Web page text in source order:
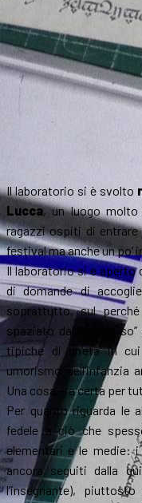
Il laboratorio si è svolto
Lucca, un luogo
ragazzi ospiti di entrare
festival ma anche un po’
Il laboratorio si è aperto
di domande di
soprattutto, sul
spaziato dal “non lo
tipiche di un’età in
umorismo dell’infanzia
Una cosa era certa per
Per quanto riguarda le
fedele a ciò che
elementari e le medie:
ancora seguiti dalla
l’insegnante),